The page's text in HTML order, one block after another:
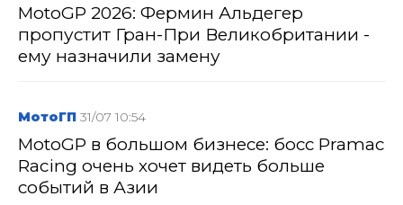
MotoGP 2026: Фермин Альдегер
пропустит Гран-При Великобритании -
ему назначили замену
МотоГП 31/07 10:54
MotoGP в большом бизнесе: босс Pramac
Racing очень хочет видеть больше
событий в Азии